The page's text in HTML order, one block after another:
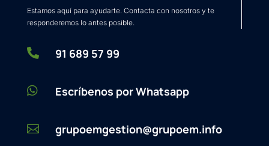
Estamos aquí para ayudarte. Contacta con nosotros y te
responderemos lo antes posible.
 91 689 57 99
 Escríbenos por Whatsapp
 grupoemgestion@grupoem.info